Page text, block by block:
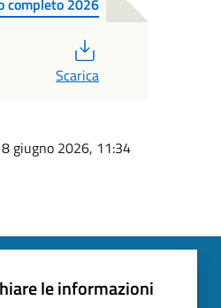
Scarica
8 giugno 2026, 11:34
le informazioni